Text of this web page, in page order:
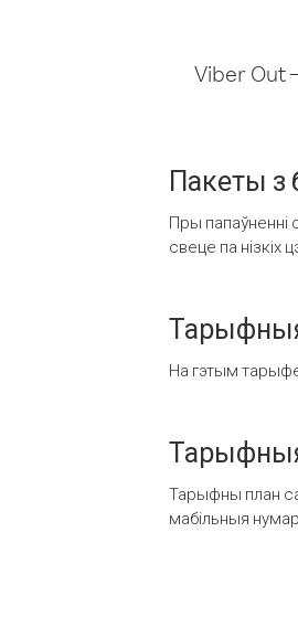
Viber Out
Пакеты з
Пры папаўненні
свеце па нізкіх
На гэтым тарыфе
Тарыфны план
мабільныя